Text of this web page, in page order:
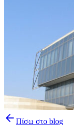
Πίσω στο blog